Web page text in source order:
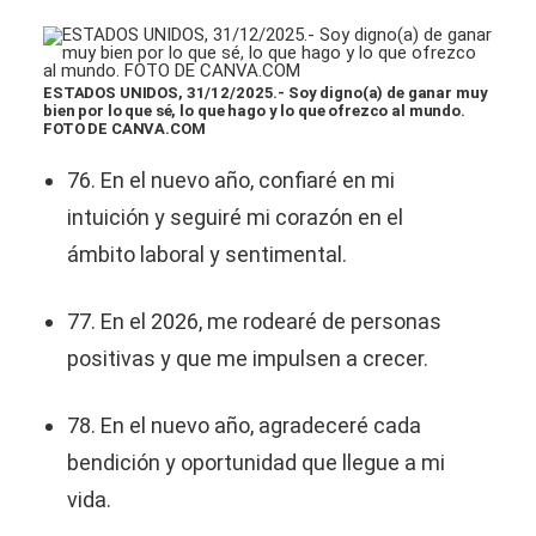
​ESTADOS UNIDOS, 31/12/2025.- Soy digno(a) de ganar muy
bien por lo que sé, lo que hago y lo que ofrezco al mundo.
FOTO DE CANVA.COM
76. En el nuevo año, confiaré en mi
intuición y seguiré mi corazón en el
ámbito laboral y sentimental.
77. En el 2026, me rodearé de personas
positivas y que me impulsen a crecer.
78. En el nuevo año, agradeceré cada
bendición y oportunidad que llegue a mi
vida.